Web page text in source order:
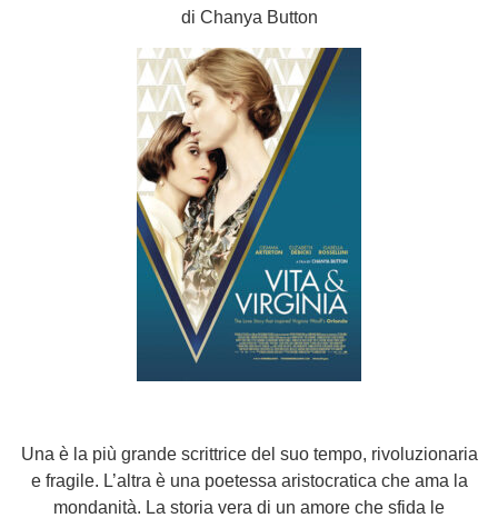
di Chanya Button
Una è la più grande scrittrice del suo tempo, rivoluzionaria
e fragile. L’altra è una poetessa aristocratica che ama la
mondanità. La storia vera di un amore che sfida le